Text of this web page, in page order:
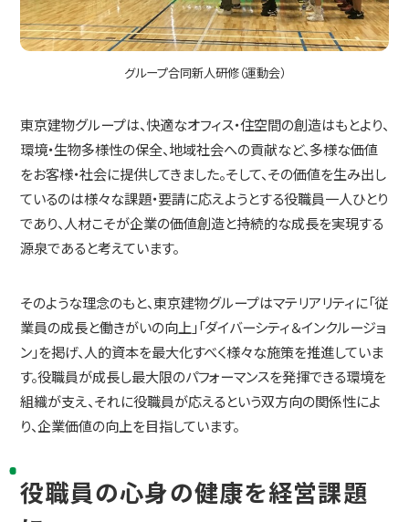
グループ合同新人研修（運動会）
東京建物グループは、快適なオフィス・住空間の創造はもとより、
環境・生物多様性の保全、地域社会への貢献など、多様な価値
をお客様・社会に提供してきました。そして、その価値を生み出し
ているのは様々な課題・要請に応えようとする役職員一人ひとり
であり、人材こそが企業の価値創造と持続的な成長を実現する
源泉であると考えています。
そのような理念のもと、東京建物グループはマテリアリティに「従
業員の成長と働きがいの向上」「ダイバーシティ＆インクルージョ
ン」を掲げ、人的資本を最大化すべく様々な施策を推進していま
す。役職員が成長し最大限のパフォーマンスを発揮できる環境を
組織が支え、それに役職員が応えるという双方向の関係性によ
り、企業価値の向上を目指しています。
役職員の心身の健康を経営課題